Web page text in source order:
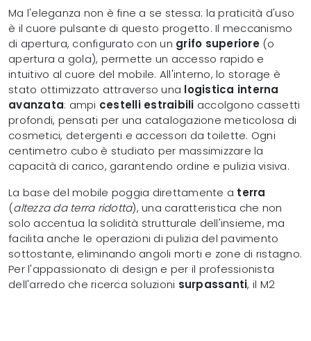
Ma l'eleganza non è fine a se stessa: la praticità d'uso
è il cuore pulsante di questo progetto. Il meccanismo
di apertura, configurato con un grifo superiore(o
apertura a gola), permette un accesso rapido e
intuitivo al cuore del mobile. All'interno, lo storage è
stato ottimizzato attraverso una logistica interna
avanzata: ampi cestelli estraibili accolgono cassetti
profondi, pensati per una catalogazione meticolosa di
cosmetici, detergenti e accessori da toilette. Ogni
centimetro cubo è studiato per massimizzare la
capacità di carico, garantendo ordine e pulizia visiva.
La base del mobile poggia direttamente a terra
(altezza da terra ridotta), una caratteristica che non
solo accentua la solidità strutturale dell'insieme, ma
facilita anche le operazioni di pulizia del pavimento
sottostante, eliminando angoli morti e zone di ristagno.
Per l'appassionato di design e per il professionista
dell'arredo che ricerca soluzioni surpassanti, il M2